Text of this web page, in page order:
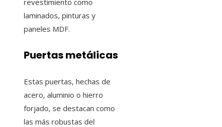
laminados, pinturas y
paneles MDF.
Puertas metálicas
Estas puertas, hechas de
acero, aluminio o hierro
forjado, se destacan como
las más robustas del